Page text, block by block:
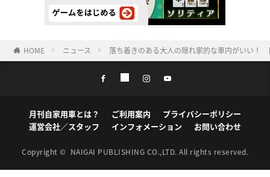
HOME ニュース 落ち着きのある大人の隠れ家的な車内がいい！
月刊自家用車とは？ ご利用案内
プライバシーポリシー
運営会社／スタッフ
インフォメーション お問い合わせ
Copyright © NAIGAI PUBLISHING CO.,LTD. All rights reserved.